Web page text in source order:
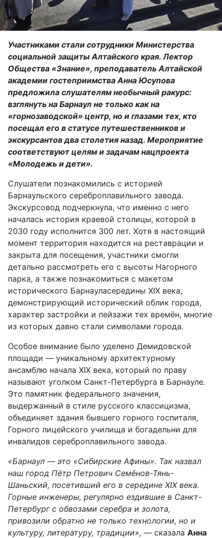
Участниками стали сотрудники Министерства
социальной защиты Алтайского края. Лектор
Общества «Знание», преподаватель Алтайской
академии гостеприимства Анна Юсупова
предложила слушателям необычный ракурс:
взглянуть на Барнаул не только как на
«горнозаводской» центр, но и глазами тех, кто
посещал его в статусе путешественников и
экскурсантов два столетия назад. Мероприятие
соответствуют целям и задачам нацпроекта
«Молодежь и дети».
Слушатели познакомились с историей
Барнаульского сереброплавильного завода.
Экскурсовод подчеркнула, что именно с него
началась история краевой столицы, которой в
2030 году исполнится 300 лет. Хотя в настоящий
момент территория находится на реставрации и
закрыта для посещения, участники смогли
детально рассмотреть его с высоты Нагорного
парка, а также познакомиться с макетом
исторического Барнауласередины XIX века,
демонстрирующий исторический облик города,
характер застройки и пейзажи тех времён, многие
из которых давно стали символами города.
Особое внимание было уделено Демидовской
площади — уникальному архитектурному
ансамблю начала XIX века, который по праву
называют уголком Санкт-Петербурга в Барнауле.
Это памятник федерального значения,
выдержанный в стиле русского классицизма,
объединяет здания бывшего горного госпиталя,
Горного лицейского училища и богадельни для
инвалидов сереброплавильного завода.
«Барнаул — это «Сибирские Афины». Так назвал
наш город Пётр Петрович Семёнов-Тянь-
Шаньский, посетивший его в середине XIX века.
Горные инженеры, регулярно ездившие в Санкт-
Петербург с обвозами серебра и золота,
привозили обратно не только технологии, но и
культуру, литературу, традиции», — сказала Анна